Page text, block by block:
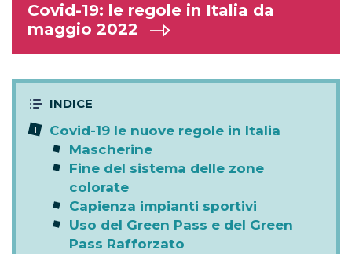
Covid-19: le regole in Italia da
maggio 2022
Covid-19 le nuove regole in Italia
Mascherine
Fine del sistema delle zone
colorate
Capienza impianti sportivi
Uso del Green Pass e del Green
Pass Rafforzato